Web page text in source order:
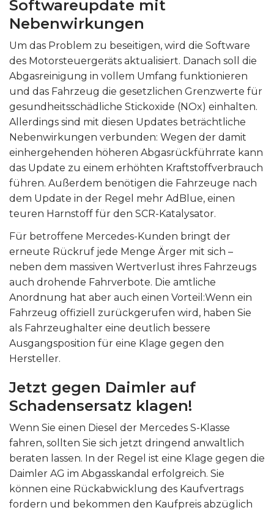
Softwareupdate mit
Nebenwirkungen
Um das Problem zu beseitigen, wird die Software
des Motorsteuergeräts aktualisiert. Danach soll die
Abgasreinigung in vollem Umfang funktionieren
und das Fahrzeug die gesetzlichen Grenzwerte für
gesundheitsschädliche Stickoxide (NOx) einhalten.
Allerdings sind mit diesen Updates beträchtliche
Nebenwirkungen verbunden: Wegen der damit
einhergehenden höheren Abgasrückführrate kann
das Update zu einem erhöhten Kraftstoffverbrauch
führen. Außerdem benötigen die Fahrzeuge nach
dem Update in der Regel mehr AdBlue, einen
teuren Harnstoff für den SCR-Katalysator.
Für betroffene Mercedes-Kunden bringt der
erneute Rückruf jede Menge Ärger mit sich –
neben dem massiven Wertverlust ihres Fahrzeugs
auch drohende Fahrverbote. Die amtliche
Anordnung hat aber auch einen Vorteil:Wenn ein
Fahrzeug offiziell zurückgerufen wird, haben Sie
als Fahrzeughalter eine deutlich bessere
Ausgangsposition für eine Klage gegen den
Hersteller.
Jetzt gegen Daimler auf
Schadensersatz klagen!
Wenn Sie einen Diesel der Mercedes S-Klasse
fahren, sollten Sie sich jetzt dringend anwaltlich
beraten lassen. In der Regel ist eine Klage gegen die
Daimler AG im Abgasskandal erfolgreich. Sie
können eine Rückabwicklung des Kaufvertrags
fordern und bekommen den Kaufpreis abzüglich